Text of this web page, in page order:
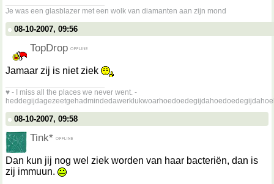
Je was een glasblazer met een wolk van diamanten aan zijn mond
08-10-2007, 09:56
TopDrop
Jamaar zij is niet ziek
♥ - I miss all the places we never went. -
08-10-2007, 09:58
Tink*
Dan kun jij nog wel ziek worden van haar bacteriën, dan is
zij immuun.